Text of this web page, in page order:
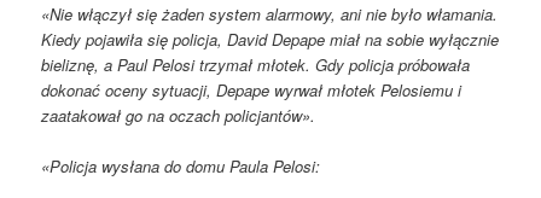
«Nie włączył się żaden system alarmowy, ani nie było włamania.
Kiedy pojawiła się policja, David Depape miał na sobie wyłącznie
bieliznę, a Paul Pelosi trzymał młotek. Gdy policja próbowała
dokonać oceny sytuacji, Depape wyrwał młotek Pelosiemu i
zaatakował go na oczach policjantów».
«Policja wysłana do domu Paula Pelosi: